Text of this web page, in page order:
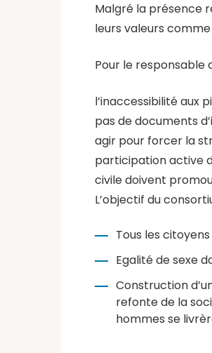
Malgré la présence
leurs valeurs
Pour le responsable
l’inaccessibilité aux
pas de documents
agir pour forcer la
participation active
civile doivent
L’objectif du
Tous les
Egalité de sexe
Construction
refonte de la
hommes se